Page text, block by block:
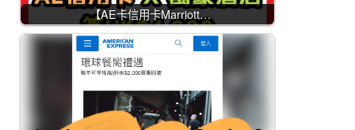
【AE卡信用卡Marriott…